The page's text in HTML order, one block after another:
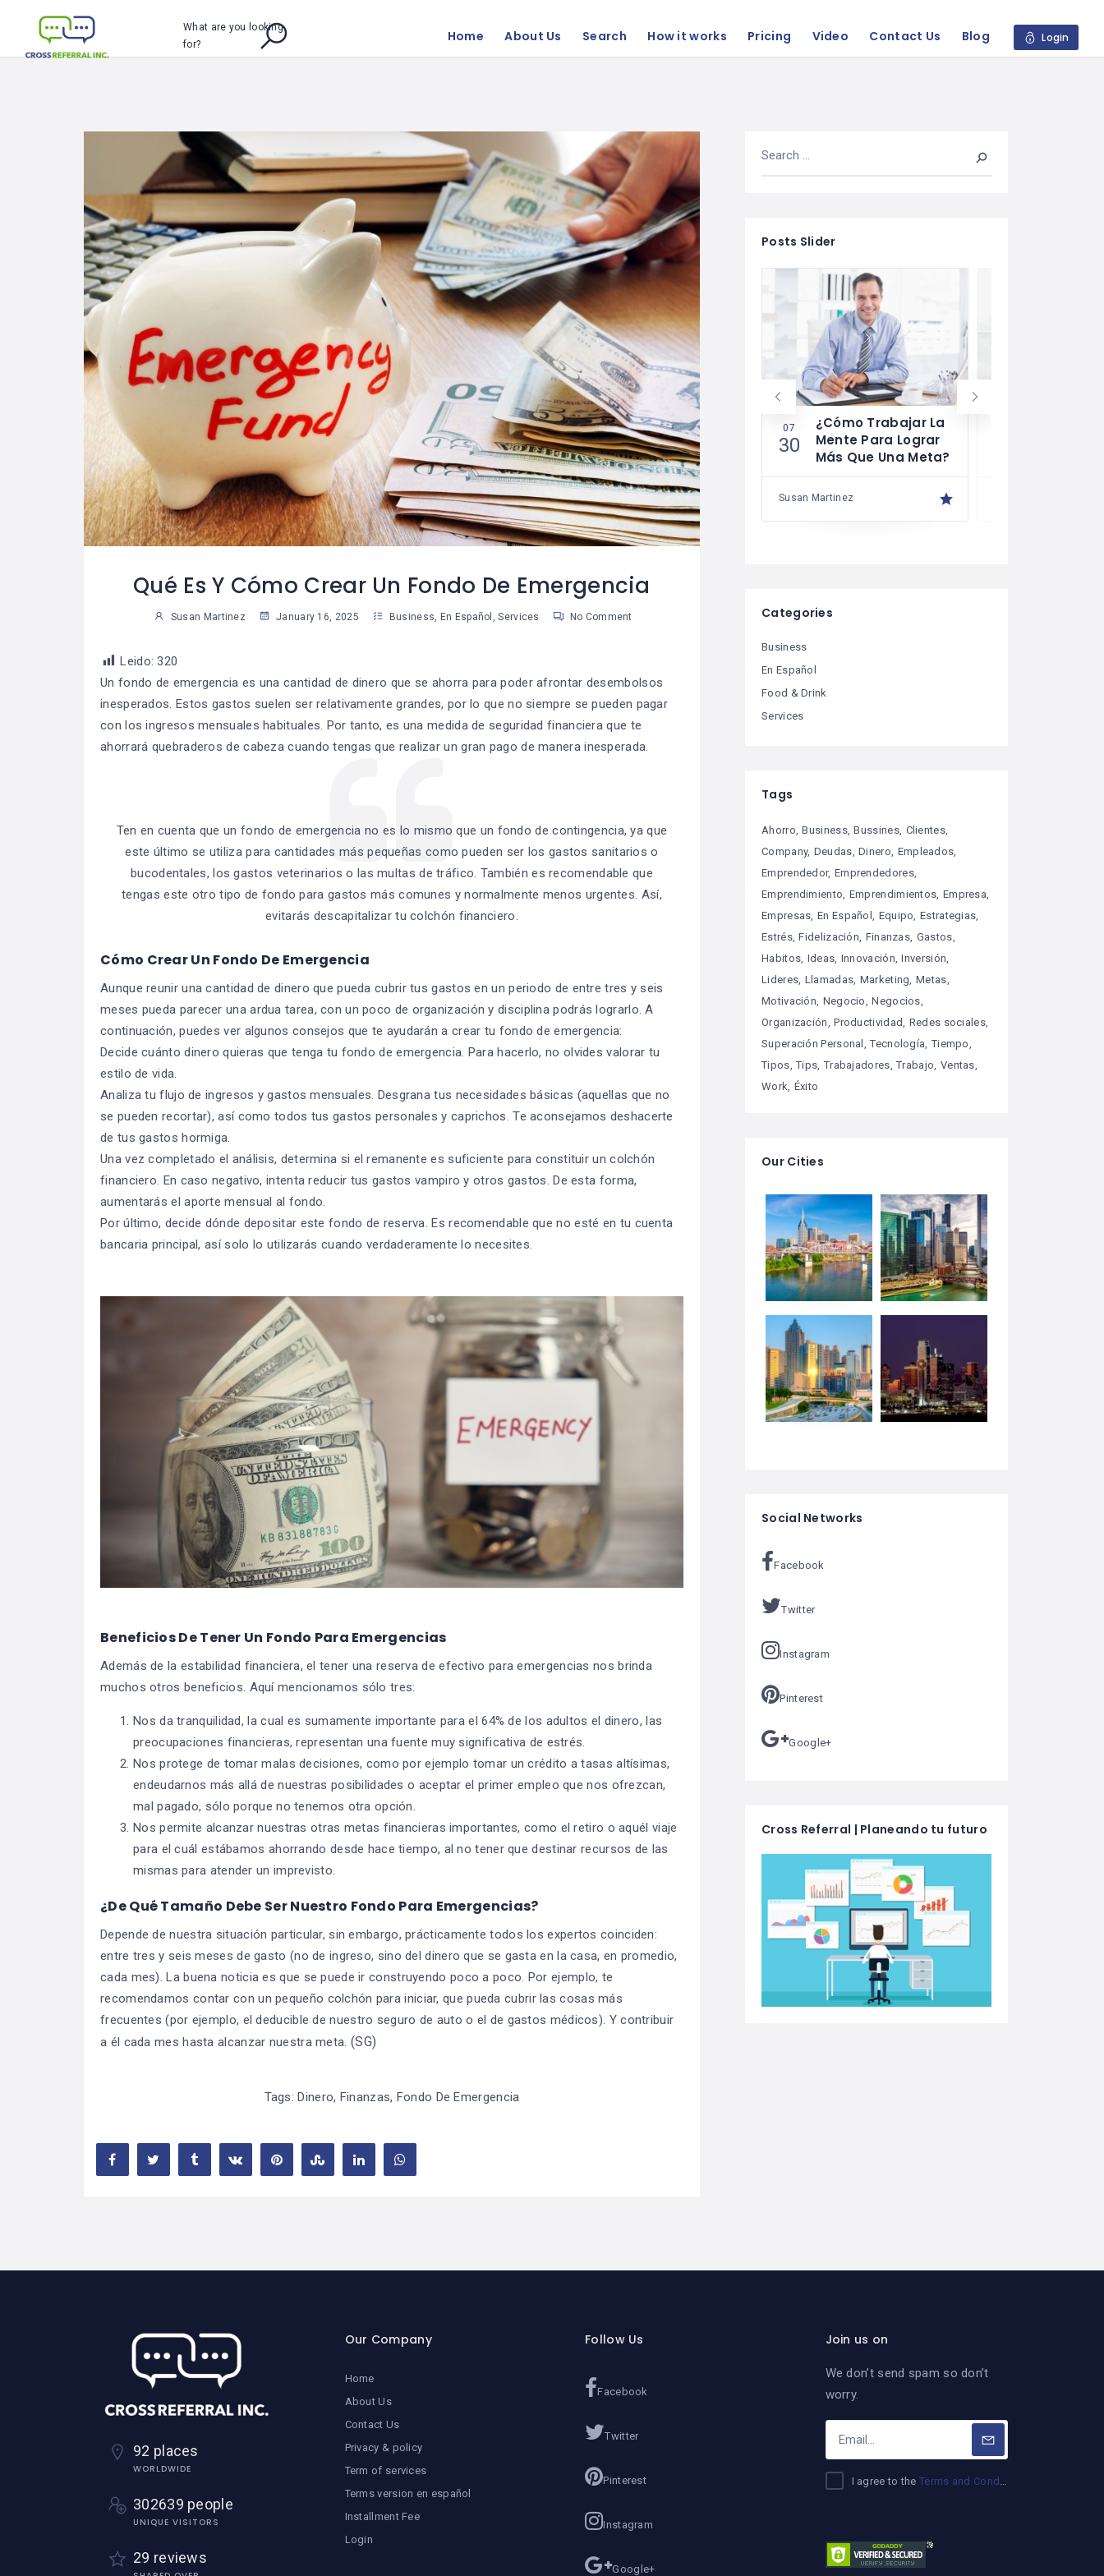
What are you looking
for?
Home About Us Search How it works Pricing Video Contact Us Blog Login
Qué Es Y Cómo Crear Un Fondo De Emergencia
Susan Martinez January 16, 2025 Business, En Español ,Services No Comment
Leido: 320
Un fondo de emergencia es una cantidad de dinero que se ahorra para poder afrontar desembolsos
inesperados. Estos gastos suelen ser relativamente grandes, por lo que no siempre se pueden pagar
con los ingresos mensuales habituales. Por tanto, es una medida de seguridad financiera que te
ahorrará quebraderos de cabeza cuando tengas que realizar un gran pago de manera inesperada.
Ten en cuenta que un fondo de emergencia no es lo mismo que un fondo de contingencia, ya que
este último se utiliza para cantidades más pequeñas como pueden ser los gastos sanitarios o
bucodentales, los gastos veterinarios o las multas de tráfico. También es recomendable que
tengas este otro tipo de fondo para gastos más comunes y normalmente menos urgentes. Así,
evitarás descapitalizar tu colchón financiero.
Cómo Crear Un Fondo De Emergencia
Aunque reunir una cantidad de dinero que pueda cubrir tus gastos en un periodo de entre tres y seis
meses pueda parecer una ardua tarea, con un poco de organización y disciplina podrás lograrlo. A
continuación, puedes ver algunos consejos que te ayudarán a crear tu fondo de emergencia:
Decide cuánto dinero quieras que tenga tu fondo de emergencia. Para hacerlo, no olvides valorar tu
estilo de vida.
Analiza tu flujo de ingresos y gastos mensuales. Desgrana tus necesidades básicas (aquellas que no
se pueden recortar), así como todos tus gastos personales y caprichos. Te aconsejamos deshacerte
de tus gastos hormiga.
Una vez completado el análisis, determina si el remanente es suficiente para constituir un colchón
financiero. En caso negativo, intenta reducir tus gastos vampiro y otros gastos. De esta forma,
aumentarás el aporte mensual al fondo.
Por último, decide dónde depositar este fondo de reserva. Es recomendable que no esté en tu cuenta
bancaria principal, así solo lo utilizarás cuando verdaderamente lo necesites.
Beneficios De Tener Un Fondo Para Emergencias
Además de la estabilidad financiera, el tener una reserva de efectivo para emergencias nos brinda
muchos otros beneficios. Aquí mencionamos sólo tres:
Nos da tranquilidad, la cual es sumamente importante para el 64% de los adultos el dinero, las
preocupaciones financieras, representan una fuente muy significativa de estrés.
Nos protege de tomar malas decisiones, como por ejemplo tomar un crédito a tasas altísimas,
endeudarnos más allá de nuestras posibilidades o aceptar el primer empleo que nos ofrezcan,
mal pagado, sólo porque no tenemos otra opción.
Nos permite alcanzar nuestras otras metas financieras importantes, como el retiro o aquél viaje
para el cuál estábamos ahorrando desde hace tiempo, al no tener que destinar recursos de las
mismas para atender un imprevisto.
¿De Qué Tamaño Debe Ser Nuestro Fondo Para Emergencias?
Depende de nuestra situación particular, sin embargo, prácticamente todos los expertos coinciden:
entre tres y seis meses de gasto (no de ingreso, sino del dinero que se gasta en la casa, en promedio,
cada mes). La buena noticia es que se puede ir construyendo poco a poco. Por ejemplo, te
recomendamos contar con un pequeño colchón para iniciar, que pueda cubrir las cosas más
frecuentes (por ejemplo, el deducible de nuestro seguro de auto o el de gastos médicos). Y contribuir
a él cada mes hasta alcanzar nuestra meta. (SG)
Tags:Dinero, Finanzas, Fondo De Emergencia
Posts Slider
29
Cómo Desarrollar
La Autodisciplina
Susan Martinez
28
Por Qué El Ahorro Es
La Base De La
Riqueza
Susan Martinez
08
04
Las Reglas De Oro
Para Una Vida
Financiera
Saludable
Susan Martinez
07
30
¿Cómo Trabajar La
Mente Para Lograr
Más Que Una Meta?
Susan Martinez
Categories
Business
En Español
Food & Drink
Services
Tags
Ahorro Business Bussines Clientes
Company Deudas Dinero Empleados
Emprendedor Emprendedores
Emprendimiento Emprendimientos Empresa
Empresas En Español Equipo
Estrategias
Estrés Fidelización Finanzas Gastos
Habitos Ideas Innovación Inversión
Lideres Llamadas Marketing
Metas
Motivación Negocio
Negocios
Organización
Productividad Redes sociales
Superación Personal
Tecnología Tiempo
Tipos Tips Trabajadores Trabajo Ventas
Work Éxito
Our Cities
Social Networks
Facebook
Twitter
Instagram
Pinterest
Google+
Cross Referral | Planeando tu futuro
92 places
WORLDWIDE
302639 people
UNIQUE VISITORS
29 reviews
Our Company
Home
About Us
Contact Us
Privacy & policy
Term of services
Terms version en español
Installment Fee
Login
Follow Us
Facebook
Twitter
Pinterest
Instagram
Google+
Join us on
We don’t send spam so don’t
worry.
I agree to theTerms and Conditions